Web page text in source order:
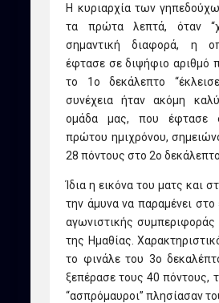
Η κυριαρχία των
τα πρώτα λεπτά, όταν
σημαντική διαφορά, η
έφτασε σε διψήφιο αριθμό
το 1ο δεκάλεπτο
συνέχεια ήταν ακόμη
ομάδα μας, που έφτασε
πρώτου ημιχρόνου,
28 πόντους στο 2ο δεκάλεπτο.
Ίδια η εικόνα του ματς και
την άμυνα να παραμένει στο
αγωνιστικής συμπεριφοράς
της Ημαθίας.
το φινάλε του 3ο
ξεπέρασε τους 40 πόντους,
“ασπρόμαυροι” πλησίασαν